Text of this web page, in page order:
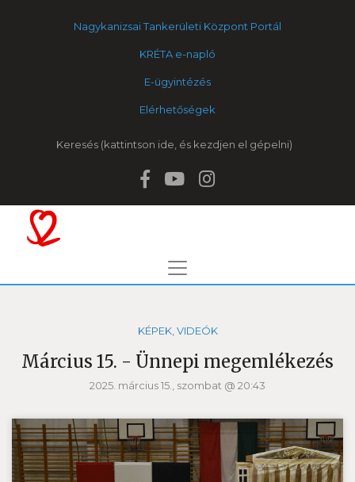
Nagykanizsai Tankerületi Központ Portál
KRÉTA e-napló
E-ügyintézés
Elérhetőségek
Keresés
KÉPEK, VIDEÓK
Március 15. - Ünnepi megemlékezés
2025. március 15., szombat @ 20:43